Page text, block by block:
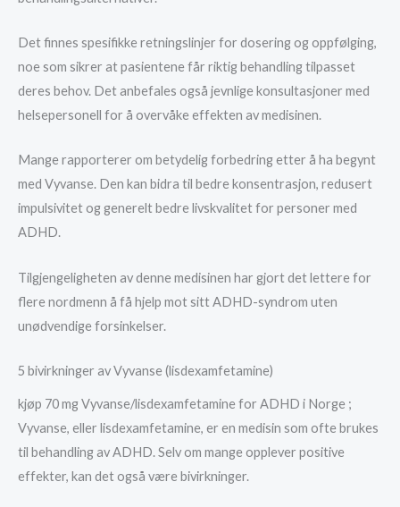
Det finnes spesifikke retningslinjer for dosering og oppfølging,
noe som sikrer at pasientene får riktig behandling tilpasset
deres behov. Det anbefales også jevnlige konsultasjoner med
helsepersonell for å overvåke effekten av medisinen.
Mange rapporterer om betydelig forbedring etter å ha begynt
med Vyvanse. Den kan bidra til bedre konsentrasjon, redusert
impulsivitet og generelt bedre livskvalitet for personer med
ADHD.
Tilgjengeligheten av denne medisinen har gjort det lettere for
flere nordmenn å få hjelp mot sitt ADHD-syndrom uten
unødvendige forsinkelser.
5 bivirkninger av Vyvanse (lisdexamfetamine)
kjøp 70 mg Vyvanse/lisdexamfetamine for ADHD i Norge ;
Vyvanse, eller lisdexamfetamine, er en medisin som ofte brukes
til behandling av ADHD. Selv om mange opplever positive
effekter, kan det også være bivirkninger.